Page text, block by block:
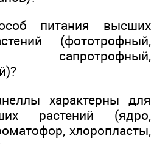
питания высших
(фототрофный,
сапротрофный,
характерны для
растений (ядро,
хлоропласты,